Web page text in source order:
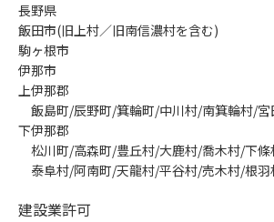
長野県
飯田市(旧上村／旧南信濃村を含む)
駒ヶ根市
伊那市
上伊那郡
飯島町/辰野町/箕輪町/中川村/南箕輪村/宮
下伊那郡
松川町/高森町/豊丘村/大鹿村/喬木村/下
泰阜村/阿南町/天龍村/平谷村/売木村/根羽
建設業許可